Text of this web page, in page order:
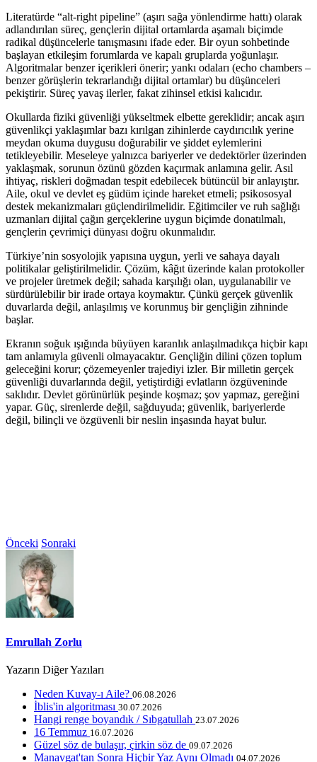
Literatürde “alt-right pipeline” (aşırı sağa yönlendirme hattı) olarak
adlandırılan süreç, gençlerin dijital ortamlarda aşamalı biçimde
radikal düşüncelerle tanışmasını ifade eder. Bir oyun sohbetinde
başlayan etkileşim forumlarda ve kapalı gruplarda yoğunlaşır.
Algoritmalar benzer içerikleri önerir; yankı odaları (echo chambers –
benzer görüşlerin tekrarlandığı dijital ortamlar) bu düşünceleri
pekiştirir. Süreç yavaş ilerler, fakat zihinsel etkisi kalıcıdır.
Okullarda fiziki güvenliği yükseltmek elbette gereklidir; ancak aşırı
güvenlikçi yaklaşımlar bazı kırılgan zihinlerde caydırıcılık yerine
meydan okuma duygusu doğurabilir ve şiddet eylemlerini
tetikleyebilir. Meseleye yalnızca bariyerler ve dedektörler üzerinden
yaklaşmak, sorunun özünü gözden kaçırmak anlamına gelir. Asıl
ihtiyaç, riskleri doğmadan tespit edebilecek bütüncül bir anlayıştır.
Aile, okul ve devlet eş güdüm içinde hareket etmeli; psikososyal
destek mekanizmaları güçlendirilmelidir. Eğitimciler ve ruh sağlığı
uzmanları dijital çağın gerçeklerine uygun biçimde donatılmalı,
gençlerin çevrimiçi dünyası doğru okunmalıdır.
Türkiye’nin sosyolojik yapısına uygun, yerli ve sahaya dayalı
politikalar geliştirilmelidir. Çözüm, kâğıt üzerinde kalan protokoller
ve projeler üretmek değil; sahada karşılığı olan, uygulanabilir ve
sürdürülebilir bir irade ortaya koymaktır. Çünkü gerçek güvenlik
duvarlarda değil, anlaşılmış ve korunmuş bir gençliğin zihninde
başlar.
Ekranın soğuk ışığında büyüyen karanlık anlaşılmadıkça hiçbir kapı
tam anlamıyla güvenli olmayacaktır. Gençliğin dilini çözen toplum
geleceğini korur; çözemeyenler trajediyi izler. Bir milletin gerçek
güvenliği duvarlarında değil, yetiştirdiği evlatların özgüveninde
saklıdır. Devlet görünürlük peşinde koşmaz; şov yapmaz, gereğini
yapar. Güç, sirenlerde değil, sağduyuda; güvenlik, bariyerlerde
değil, bilinçli ve özgüvenli bir neslin inşasında hayat bulur.
Önceki Sonraki
Emrullah Zorlu
Yazarın Diğer Yazıları
Neden Kuvay-ı Aile? 06.08.2026
İblis'in algoritması 30.07.2026
Hangi renge boyandık / Sıbgatullah 23.07.2026
16 Temmuz 16.07.2026
Güzel söz de bulaşır, çirkin söz de 09.07.2026
Manavgat'tan Sonra Hiçbir Yaz Aynı Olmadı 04.07.2026